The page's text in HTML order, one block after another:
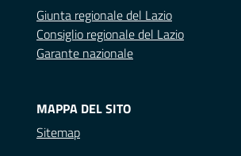
Giunta regionale del Lazio
Consiglio regionale del Lazio
Garante nazionale
MAPPA DEL SITO
Sitemap